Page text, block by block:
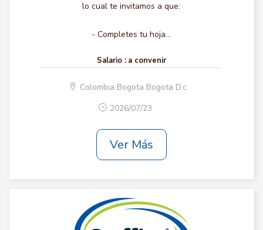
lo cual te invitamos a que:
- Completes tu hoja...
Salario : a convenir
Colombia Bogota Bogota D.c.
2026/07/23
Ver Más